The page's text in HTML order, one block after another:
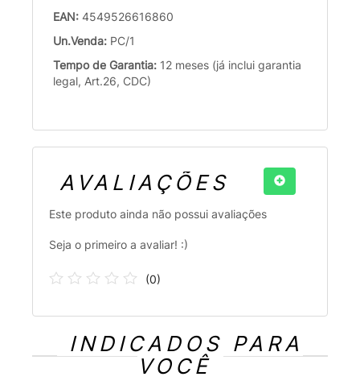
EAN: 4549526616860
Un.Venda: PC/1
Tempo de Garantia: 12 meses (já inclui garantia
legal, Art.26, CDC)
AVALIAÇÕES
Este produto ainda não possui avaliações
Seja o primeiro a avaliar! :)
(0)
INDICADOS PARA
VOCÊ